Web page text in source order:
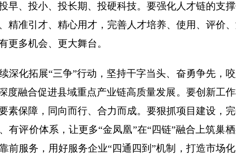
早、投小、投长期、投硬科技。要强化人才链的支
精准引才、精心用才，完善人才培养、使用、评价
更多机会、更大舞台。
深化拓展“三争”行动，坚持干字当头、奋勇争先，
度融合促进县域重点产业链高质量发展。要创新工
素保障，同向而行、合力而成。要狠抓项目建设，
有评价体系，让更多“金凤凰”在“四链”融合上筑巢
前服务，用好服务企业“四通四到”机制，打造市场化